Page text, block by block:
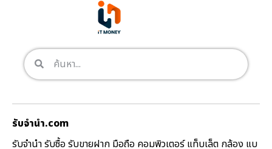
รับจํานํา.com
รับจำนำ รับซื้อ รับขายฝาก มือถือ คอมพิวเตอร์ แท็บเล็ต กล้อง แบ